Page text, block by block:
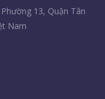
13, Quận Tân
Nam